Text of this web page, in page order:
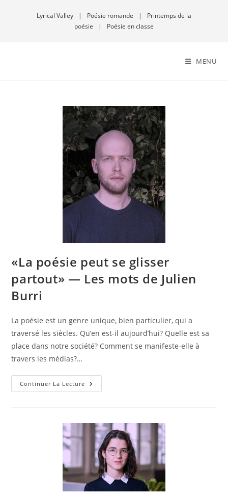
Lyrical Valley | Poésie romande |
Printemps de la
poésie
| Poésie en classe
MENU
«La poésie peut se glisser
partout» — Les mots de Julien
Burri
La poésie est un genre unique, bien particulier, qui a
traversé les siècles. Qu’en est-il aujourd’hui? Quelle est sa
place dans notre société? Comment se manifeste-elle à
travers les médias?…
Continuer La Lecture